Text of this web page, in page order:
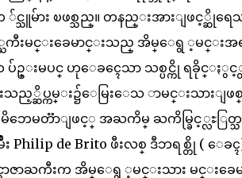
သူမ်ား ၿဖစ္သည္။ တနည္းအားျဖင့္ဆိုရ
ႀကီးမင္းခေမာင္းသည္ အိမ္ေရွ ့မင္းအ
ပ်ဥ္းမပင္ ဟုေခၚေသာ သစ္ပင္ကို ရခိုင္ႏွင့္ထ
းသည့္ဆိပ္ကမ္း၌ေမြးေသ ာမင္းသားျဖ
ဘေမတၱာျဖင့္ အႀကိမ္ ႀကိမ္ခြင့္လႊြတ္
de Brito ဖီးလစ္ ဒီဘရစ္တို ( ေခၚ
ရာဇာႀကီးက အိမ္ေရွ ့မင္းသား မင္းခေ